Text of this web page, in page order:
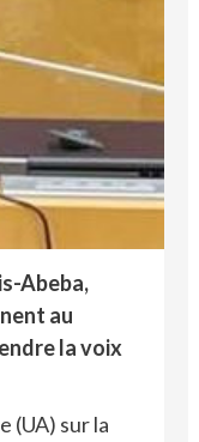
Abeba,
au
la voix
(UA) sur la